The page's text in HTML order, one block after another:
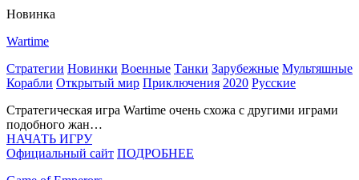
Новинка
Wartime
Стратегии Новинки Военные Танки Зарубежные Мультяшные
Корабли Открытый мир Приключения 2020 Русские
Стратегическая игра Wartime очень схожа с другими играми
подобного жан…
НАЧАТЬ ИГРУ
Официальный сайт ПОДРОБНЕЕ